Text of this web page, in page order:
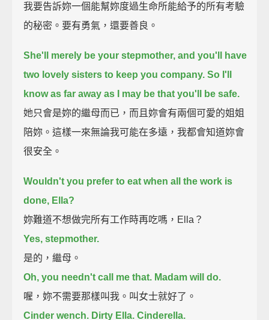
我要告訴妳一個能幫妳度過生命所能給予的所有考驗
的秘密。要有勇氣，還要善良。
She'll merely be your stepmother, and you'll have
two lovely sisters to keep you company. So I'll
know as far away as I may be that you'll be safe.
她只會是妳的繼母而已，而且妳會有兩個可愛的姐姐
陪妳。這樣一來無論我可能在多遠，我都會知道妳會
很安全。
Wouldn't you prefer to eat when all the work is
done, Ella?
妳難道不想做完所有工作時再吃嗎，Ella？
Yes, stepmother.
是的，繼母。
Oh, you needn't call me that. Madam will do.
喔，妳不需要那樣叫我。叫女士就好了。
Cinder wench. Dirty Ella. Cinderella.